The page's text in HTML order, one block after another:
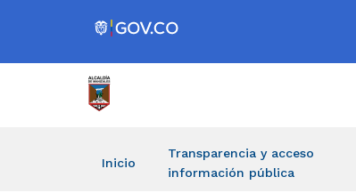
Inicio
Transparencia y acceso
información pública